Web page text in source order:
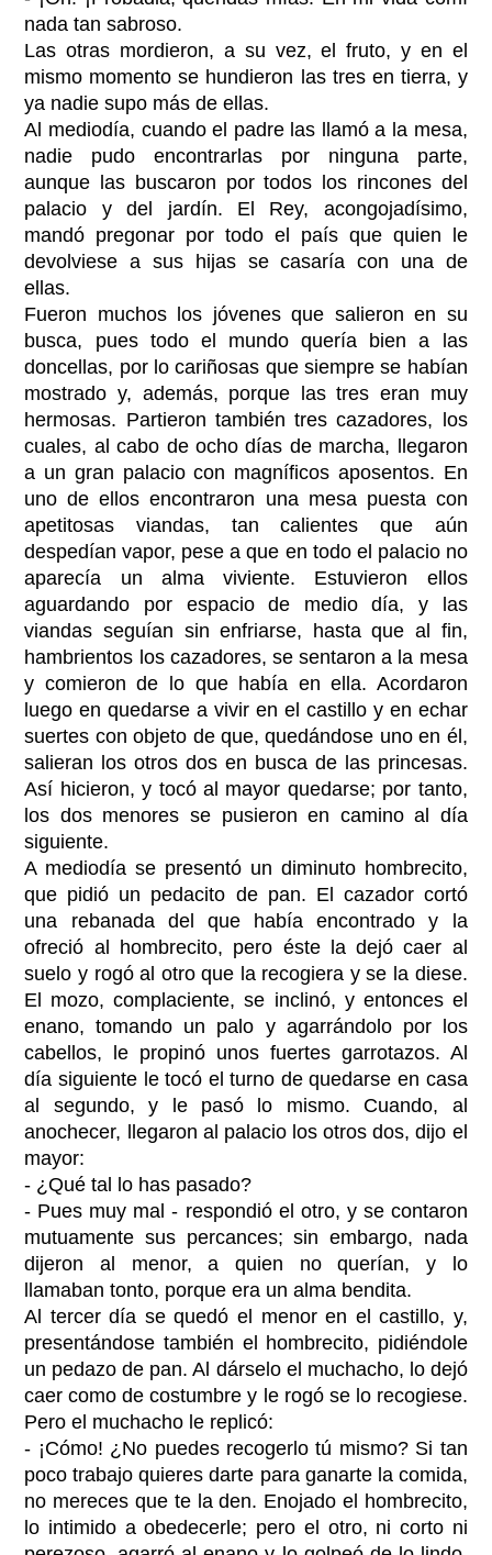
nada tan sabroso.
Las otras mordieron, a su vez, el fruto, y en el
mismo momento se hundieron las tres en tierra, y
ya nadie supo más de ellas.
Al mediodía, cuando el padre las llamó a la mesa,
nadie pudo encontrarlas por ninguna parte,
aunque las buscaron por todos los rincones del
palacio y del jardín. El Rey, acongojadísimo,
mandó pregonar por todo el país que quien le
devolviese a sus hijas se casaría con una de
ellas.
Fueron muchos los jóvenes que salieron en su
busca, pues todo el mundo quería bien a las
doncellas, por lo cariñosas que siempre se habían
mostrado y, además, porque las tres eran muy
hermosas. Partieron también tres cazadores, los
cuales, al cabo de ocho días de marcha, llegaron
a un gran palacio con magníficos aposentos. En
uno de ellos encontraron una mesa puesta con
apetitosas viandas, tan calientes que aún
despedían vapor, pese a que en todo el palacio no
aparecía un alma viviente. Estuvieron ellos
aguardando por espacio de medio día, y las
viandas seguían sin enfriarse, hasta que al fin,
hambrientos los cazadores, se sentaron a la mesa
y comieron de lo que había en ella. Acordaron
luego en quedarse a vivir en el castillo y en echar
suertes con objeto de que, quedándose uno en él,
salieran los otros dos en busca de las princesas.
Así hicieron, y tocó al mayor quedarse; por tanto,
los dos menores se pusieron en camino al día
siguiente.
A mediodía se presentó un diminuto hombrecito,
que pidió un pedacito de pan. El cazador cortó
una rebanada del que había encontrado y la
ofreció al hombrecito, pero éste la dejó caer al
suelo y rogó al otro que la recogiera y se la diese.
El mozo, complaciente, se inclinó, y entonces el
enano, tomando un palo y agarrándolo por los
cabellos, le propinó unos fuertes garrotazos. Al
día siguiente le tocó el turno de quedarse en casa
al segundo, y le pasó lo mismo. Cuando, al
anochecer, llegaron al palacio los otros dos, dijo el
mayor:
- ¿Qué tal lo has pasado?
- Pues muy mal - respondió el otro, y se contaron
mutuamente sus percances; sin embargo, nada
dijeron al menor, a quien no querían, y lo
llamaban tonto, porque era un alma bendita.
Al tercer día se quedó el menor en el castillo, y,
presentándose también el hombrecito, pidiéndole
un pedazo de pan. Al dárselo el muchacho, lo dejó
caer como de costumbre y le rogó se lo recogiese.
Pero el muchacho le replicó:
- ¡Cómo! ¿No puedes recogerlo tú mismo? Si tan
poco trabajo quieres darte para ganarte la comida,
no mereces que te la den. Enojado el hombrecito,
lo intimido a obedecerle; pero el otro, ni corto ni